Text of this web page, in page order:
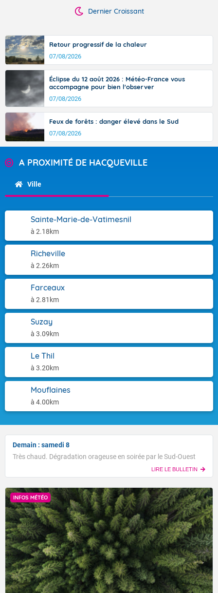
Dernier Croissant
Retour progressif de la chaleur
07/08/2026
Éclipse du 12 août 2026 : Météo-France vous
accompagne pour bien l'observer
07/08/2026
Feux de forêts : danger élevé dans le Sud
07/08/2026
A PROXIMITÉ DE HACQUEVILLE
Ville
Sainte-Marie-de-Vatimesnil
à 2.18km
Richeville
à 2.26km
Farceaux
à 2.81km
Suzay
à 3.09km
Le Thil
à 3.20km
Mouflaines
à 4.00km
Demain : samedi 8
Très chaud. Dégradation orageuse en soirée par le Sud-Ouest
LIRE LE BULLETIN
INFOS MÉTÉO